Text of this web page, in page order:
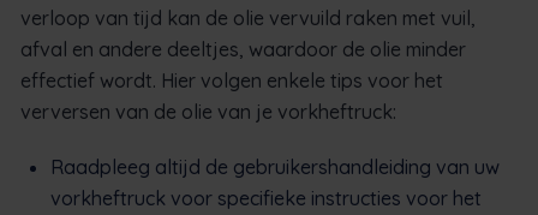
verloop van tijd kan de olie vervuild raken met vuil,
afval en andere deeltjes, waardoor de olie minder
effectief wordt. Hier volgen enkele tips voor het
verversen van de olie van je vorkheftruck:
Raadpleeg altijd de gebruikershandleiding van uw
vorkheftruck voor specifieke instructies voor het